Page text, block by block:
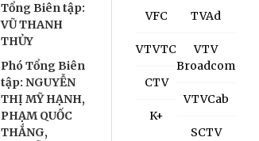
Tổng Biên tập:
VŨ THANH
THỦY
Phó Tổng Biên
tập: NGUYỄN
THỊ MỸ HẠNH,
PHẠM QUỐC
THẮNG,
VFC
VTVTC
CTV
K+
TVAd
VTV
Broadcom
VTVCab
SCTV